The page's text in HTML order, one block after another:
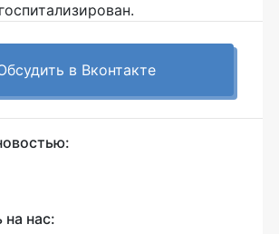
в Вконтакте
нас: